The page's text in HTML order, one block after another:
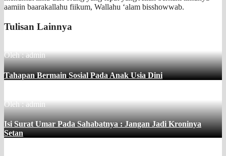
aamiin baarakallahu fiikum, Wallahu ‘alam bisshowwab.
Tulisan Lainnya
Oleh : admin
Tahapan Bermain Sosial Pada Anak Usia Dini
Oleh : admin
Isi Surat Umar Pada Sahabatnya : Jangan Jadi Kroninya
Setan